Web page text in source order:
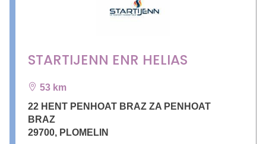
STARTIJENN ENR HELIAS
53 km
22 HENT PENHOAT BRAZ ZA PENHOAT
BRAZ
29700, PLOMELIN